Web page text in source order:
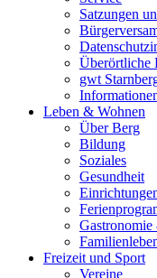
Satzungen
Überörtliche
gwt
Leben & Wohnen
Über Berg
Bildung
Soziales
Gesundheit
Freizeit und Sport
Vereine